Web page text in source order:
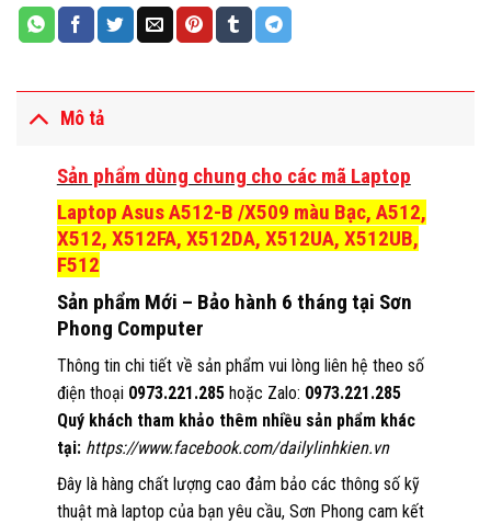
Mô tả
Sản phẩm dùng chung cho các mã Laptop
Laptop Asus A512-B /X509 màu Bạc, A512,
X512, X512FA, X512DA, X512UA, X512UB,
F512
Sản phẩm Mới – Bảo hành 6 tháng tại Sơn
Phong Computer
Thông tin chi tiết về sản phẩm vui lòng liên hệ theo số
điện thoại 0973.221.285hoặc Zalo: 0973.221.285
Quý khách tham khảo thêm nhiều sản phẩm khác
tại: https://www.facebook.com/dailylinhkien.vn
Đây là hàng chất lượng cao đảm bảo các thông số kỹ
thuật mà laptop của bạn yêu cầu, Sơn Phong cam kết